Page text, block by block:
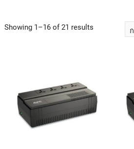
Showing 1–16 of 21 results